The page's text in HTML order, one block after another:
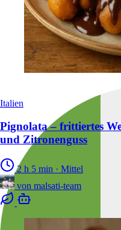
Italien
Pignolata – frittiertes
und Zitronenguss
2 h 5 min · Mittel
von malsati-team